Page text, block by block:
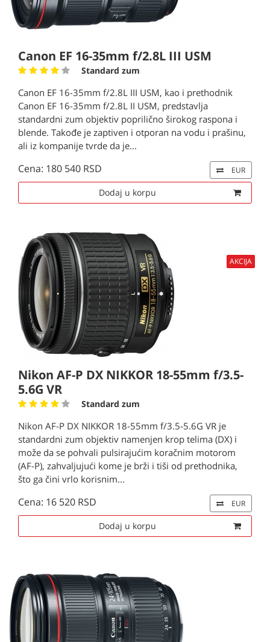
Canon EF 16-35mm f/2.8L III USM
Standard zum
Canon EF 16-35mm f/2.8L III USM, kao i prethodnik
Canon EF 16-35mm f/2.8L II USM, predstavlja
standardni zum objektiv poprilično širokog raspona i
blende. Takođe je zaptiven i otporan na vodu i prašinu,
ali iz kompanije tvrde da je...
Cena: 180 540 RSD EUR
Dodaj u korpu
AKCIJA
Nikon AF-P DX NIKKOR 18-55mm f/3.5-
5.6G VR
Standard zum
Nikon AF-P DX NIKKOR 18-55mm f/3.5-5.6G VR je
standardni zum objektiv namenjen krop telima (DX) i
može da se pohvali pulsirajućim koračnim motorom
(AF-P), zahvaljujući kome je brži i tiši od prethodnika,
što ga čini vrlo korisnim...
Cena: 16 520 RSD EUR
Dodaj u korpu